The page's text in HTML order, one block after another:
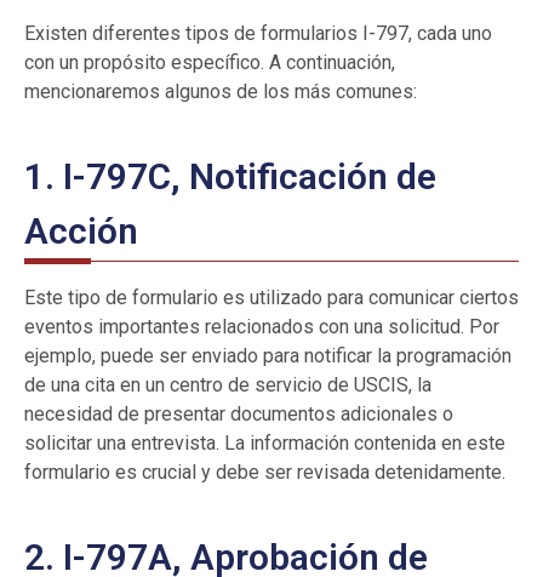
Existen diferentes tipos de formularios I-797, cada uno
con un propósito específico. A continuación,
mencionaremos algunos de los más comunes:
1. I-797C, Notificación de
Acción
Este tipo de formulario es utilizado para comunicar ciertos
eventos importantes relacionados con una solicitud. Por
ejemplo, puede ser enviado para notificar la programación
de una cita en un centro de servicio de USCIS, la
necesidad de presentar documentos adicionales o
solicitar una entrevista. La información contenida en este
formulario es crucial y debe ser revisada detenidamente.
2. I-797A, Aprobación de